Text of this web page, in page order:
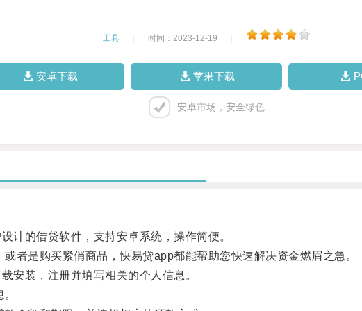
工具 时间：2023-12-19
安卓下载 苹果下载
安卓市场，安全绿色
的借贷软件，支持安卓系统，操作简便。
是购买紧俏商品，快易贷app都能帮助您快速解决资金燃眉之急。
装，注册并填写相关的个人信息。